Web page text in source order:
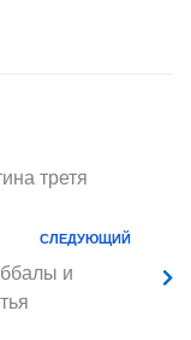
третя
СЛЕДУЮЩИЙ
и